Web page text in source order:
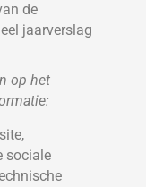
de
jaarverslag
op het
sociale